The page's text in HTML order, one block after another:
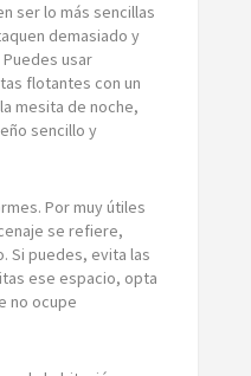
ser lo más sencillas
demasiado y
usar
flotantes con un
mesita de noche,
sencillo y
Por muy útiles
se refiere,
Si puedes, evita las
ese espacio, opta
no ocupe